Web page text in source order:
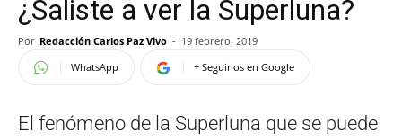
¿Saliste a ver la Superluna?
Por Redacción Carlos Paz Vivo - 19 febrero, 2019
WhatsApp
+ Seguinos en Google
El fenómeno de la Superluna que se puede